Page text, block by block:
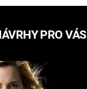
PRO VÁS